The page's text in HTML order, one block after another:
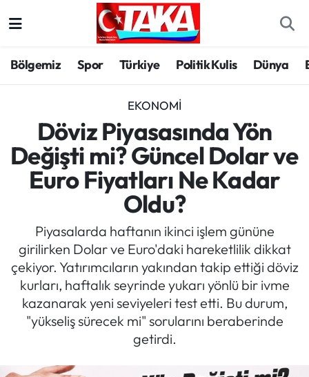
Bölgemiz Spor Türkiye Politik Kulis Dünya
EKONOMI
Döviz Piyasasında Yön
Değişti mi? Güncel Dolar ve
Euro Fiyatları Ne Kadar
Oldu?
Piyasalarda haftanın ikinci işlem gününe
girilirken Dolar ve Euro'daki hareketlilik dikkat
çekiyor. Yatırımcıların yakından takip ettiği döviz
kurları, haftalık seyrinde yukarı yönlü bir ivme
kazanarak yeni seviyeleri test etti. Bu durum,
"yükseliş sürecek mi" sorularını beraberinde
getirdi.
Spor
Türkiye
Kültür/Sanat
Politika
Politik Kulis
Dünya
Magazin
Mektup Galeri
Röportaj
Trabzon Hava Durumu
Trabzon Trafik Yoğunluk Haritası
Süper Lig Puan Durumu ve Fikstür
Tüm Manşetler
Son Dakika Haberleri
Haber Arşivi